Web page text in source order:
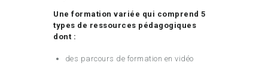
Une formation variée qui comprend 5
types de ressources pédagogiques
dont :
des parcours de formation en vidéo